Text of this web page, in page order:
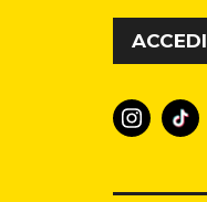
Vai al contenuto
ACCEDI